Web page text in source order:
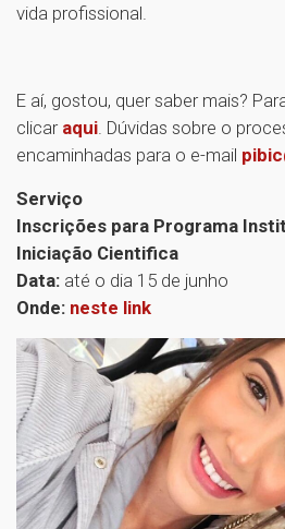
vida profissional.
E aí, gostou, quer saber mais?
clicar aqui. Dúvidas sobre o
encaminhadas para o e-mail
Serviço
Inscrições para Programa
Iniciação Cientifica
Data: até o dia 15 de junho
Onde: neste link